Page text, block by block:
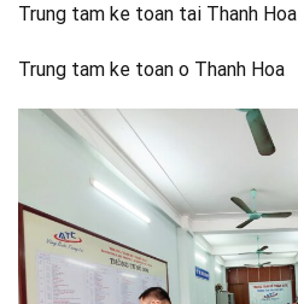
Trung tam ke toan tai Thanh Hoa
Trung tam ke toan o Thanh Hoa